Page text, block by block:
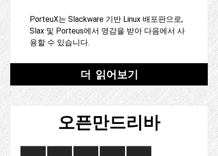
PorteuX는 Slackware 기반 Linux 배포판으로,
Slax 및 Porteus에서 영감을 받아 다음에서 사
용할 수 있습니다.
더 읽어보기
오픈만드리바